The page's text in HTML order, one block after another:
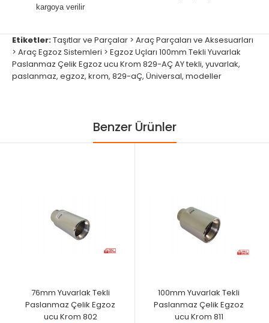
kargoya verilir
Etiketler:Taşıtlar ve Parçalar > Araç Parçaları ve Aksesuarları
> Araç Egzoz Sistemleri > Egzoz Uçları 100mm Tekli Yuvarlak
Paslanmaz Çelik Egzoz ucu Krom 829-AÇ AY tekli, yuvarlak,
paslanmaz, egzoz, krom, 829-aÇ, Üniversal, modeller
Benzer Ürünler
76mm Yuvarlak Tekli
Paslanmaz Çelik Egzoz
ucu Krom 802
100mm Yuvarlak Tekli
Paslanmaz Çelik Egzoz
ucu Krom 811